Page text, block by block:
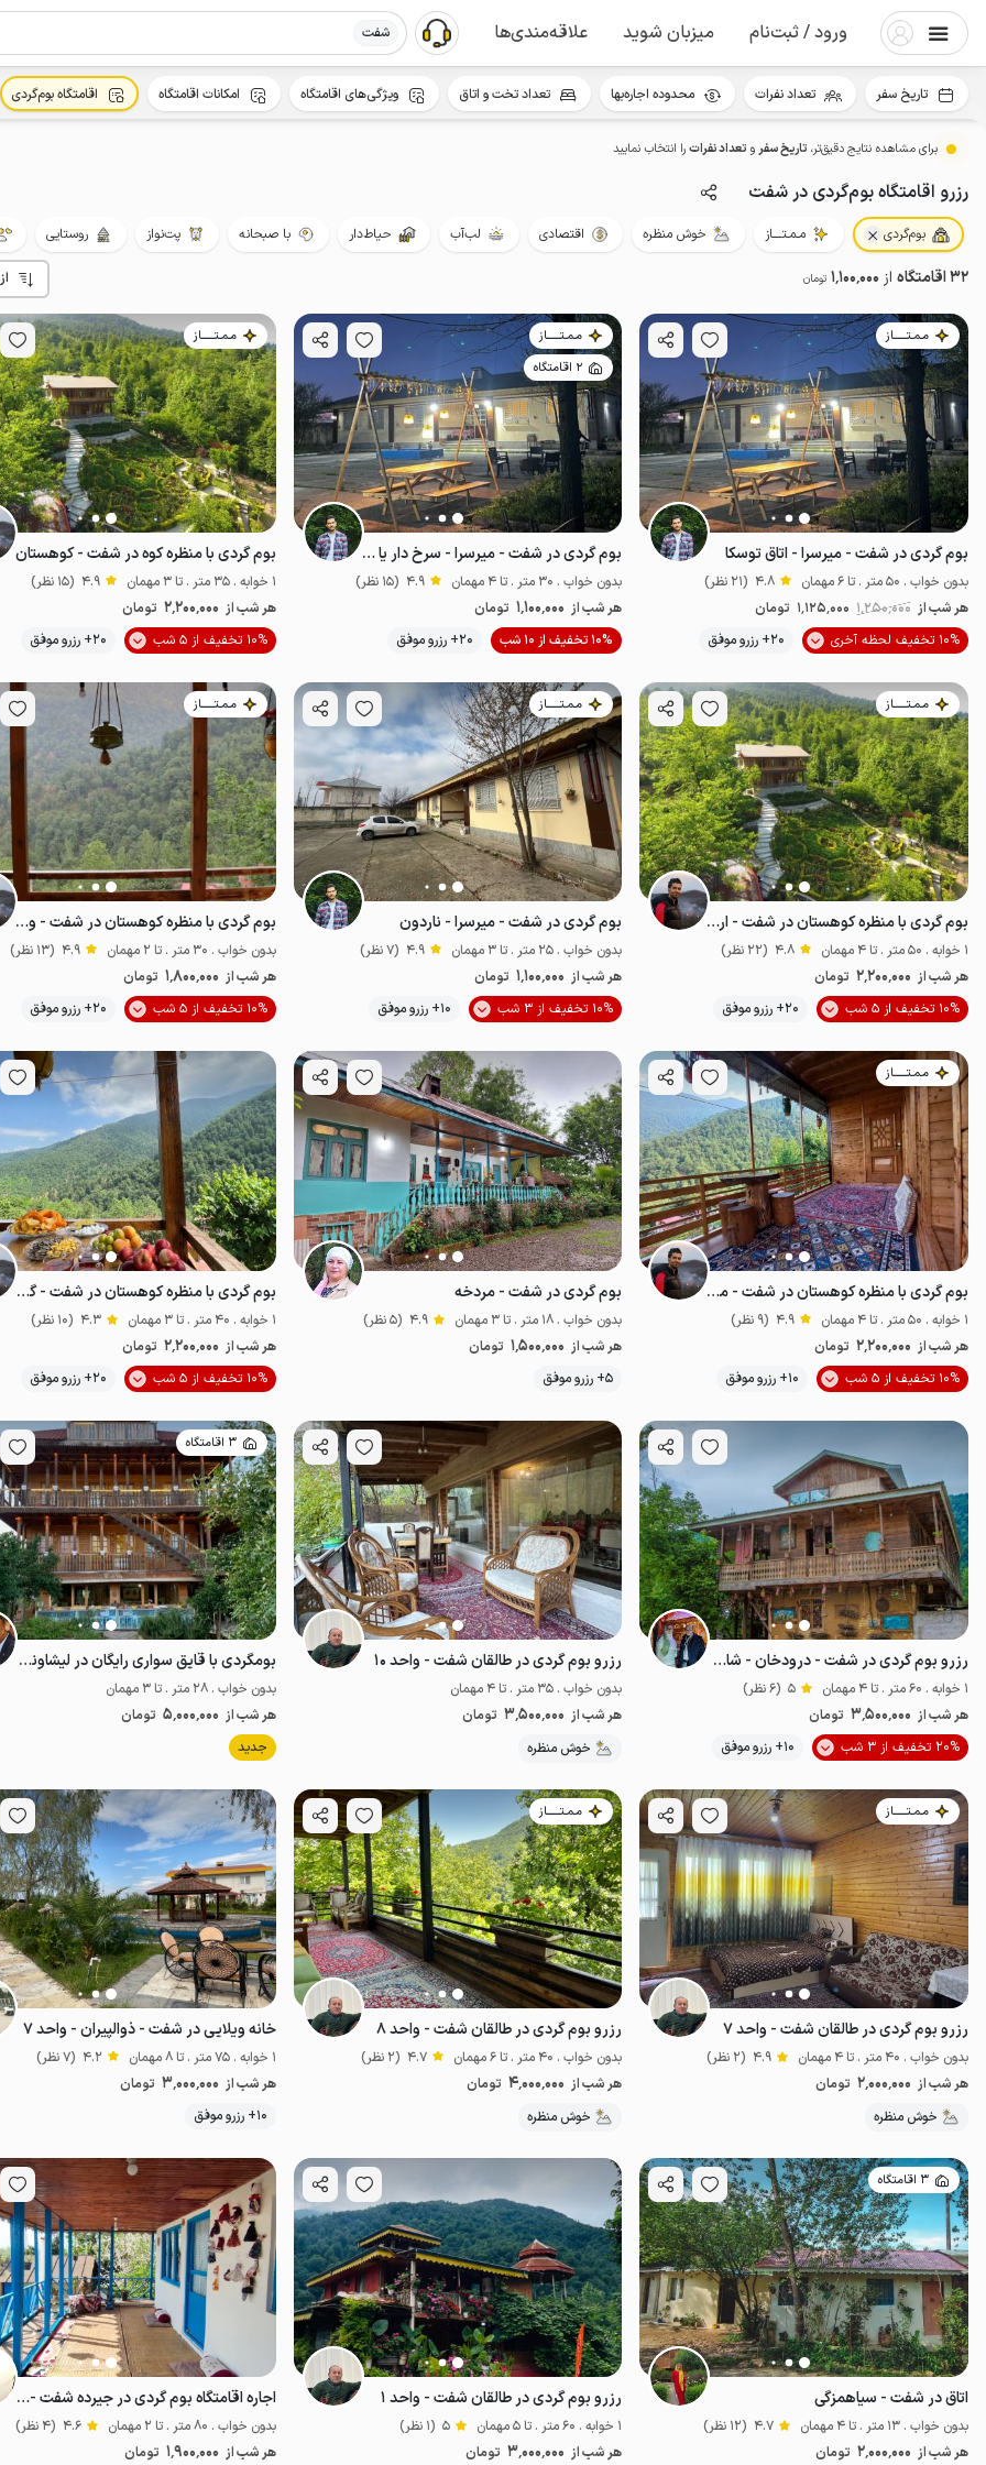
ورود / ثبت‌نام میزبان شوید علاقه‌مندی‌ها شفت
برای مشاهده نتایج دقیق‌تر، تاریخ سفرو تعداد نفراترا انتخاب نمایید
رزرو اقامتگاه بوم‌گردی در شفت
بوم‌گردی مـمـتــــاز خوش منظره اقتصادی لب‌آب حیاط‌دار با صبحانه پت‌نواز روستایی
32 اقامتگاه از 1٬100٬000 تومان
مـمـتــــــاز
بوم گردی در شفت - میرسرا - اتاق توسکا
بدون خواب . 50 متر . تا 6 مهمان 4.8 (21 نظر)
هر شب از 1٬250٬000 1٬125٬000 تومان
10% تخفیف لحظه آخری
20+ رزرو موفق اقتصادی موقعیت در نقشه
مـمـتــــــاز
2 اقامتگاه
بوم گردی در شفت - میرسرا - سرخ دار یا افرا
بدون خواب . 30 متر . تا 4 مهمان 4.9 (15 نظر)
هر شب از 1٬100٬000 تومان
10% تخفیف از 10 شب
20+ رزرو موفق اقتصادی
مـمـتــــــاز
بوم گردی با منظره کوه در شفت - کوهستان
1 خوابه . 35 متر . تا 3 مهمان 4.9 (15 نظر)
هر شب از 2٬200٬000 تومان
10% تخفیف از 5 شب
20+ رزرو موفق
مـمـتــــــاز
بوم گردی با منظره کوهستان در شفت - ارکیده
1 خوابه . 50 متر . تا 4 مهمان 4.8 (22 نظر)
هر شب از 2٬200٬000 تومان
10% تخفیف از 5 شب
20+ رزرو موفق موقعیت در نقشه
مـمـتــــــاز
بوم گردی در شفت - میرسرا - ناردون
بدون خواب . 25 متر . تا 3 مهمان 4.9 (7 نظر)
هر شب از 1٬100٬000 تومان
10% تخفیف از 3 شب
10+ رزرو موفق اقتصادی
مـمـتــــــاز
بوم گردی با منظره کوهستان در شفت - واحد رز
بدون خواب . 30 متر . تا 2 مهمان 4.9 (13 نظر)
هر شب از 1٬800٬000 تومان
10% تخفیف از 5 شب
20+ رزرو موفق
مـمـتــــــاز
بوم گردی با منظره کوهستان در شفت - میخک
1 خوابه . 50 متر . تا 4 مهمان 4.9 (9 نظر)
هر شب از 2٬200٬000 تومان
10% تخفیف از 5 شب
10+ رزرو موفق موقعیت در نقشه
بوم گردی در شفت - مردخه
بدون خواب . 18 متر . تا 3 مهمان 4.9 (5 نظر)
هر شب از 1٬500٬000 تومان
5+ رزرو موفق
اقتصادی
بوم گردی با منظره کوهستان در شفت - گلایل
1 خوابه . 40 متر . تا 3 مهمان 4.3 (10 نظر)
هر شب از 2٬200٬000 تومان
10% تخفیف از 5 شب
20+ رزرو موفق
رزرو بوم گردی در شفت - درودخان - شاهنشین
1 خوابه . 60 متر . تا 4 مهمان 5 (6 نظر)
هر شب از 3٬500٬000 تومان
20% تخفیف از 3 شب
10+ رزرو موفق خوش منظره موقعیت در نقشه
رزرو بوم گردی در طالقان شفت - واحد ۱۰
بدون خواب . 35 متر . تا 4 مهمان
هر شب از 3٬500٬000 تومان
خوش منظره
موقعیت در نقشه
3 اقامتگاه
بومگردی با قایق سواری رایگان در لیشاوندان
بدون خواب . 28 متر . تا 3 مهمان
هر شب از 5٬000٬000 تومان
جدید
مـمـتــــــاز
رزرو بوم گردی در طالقان شفت - واحد ۷
بدون خواب . 40 متر . تا 4 مهمان 4.9 (2 نظر)
هر شب از 2٬000٬000 تومان
خوش منظره
موقعیت در نقشه
مـمـتــــــاز
رزرو بوم گردی در طالقان شفت - واحد ۸
بدون خواب . 40 متر . تا 6 مهمان 4.7 (2 نظر)
هر شب از 4٬000٬000 تومان
خوش منظره
موقعیت در نقشه
خانه ویلایی در شفت - ذوالپیران - واحد ۷
1 خوابه . 75 متر . تا 8 مهمان 4.2 (7 نظر)
هر شب از 3٬000٬000 تومان
10+ رزرو موفق
3 اقامتگاه
اتاق در شفت - سیاهمزگی
بدون خواب . 13 متر . تا 4 مهمان 4.7 (12 نظر)
هر شب از 2٬000٬000 تومان
رزرو بوم گردی در طالقان شفت - واحد ۱
1 خوابه . 60 متر . تا 5 مهمان 5 (1 نظر)
هر شب از 3٬000٬000 تومان
اجاره اقامتگاه بوم گردی در جیرده شفت - پولوک
بدون خواب . 80 متر . تا 2 مهمان 4.6 (4 نظر)
هر شب از 1٬900٬000 تومان
تاریخ سفر تعداد نفرات محدوده اجاره‌بها تعداد تخت و اتاق ویژگی‌های اقامتگاه امکانات اقامتگاه اقامتگاه بوم‌گردی